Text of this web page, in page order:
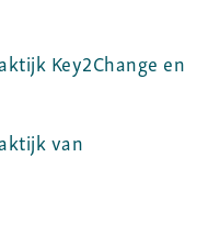
Key2Change en
van